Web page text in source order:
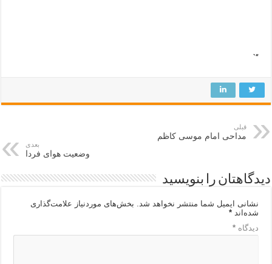
“`
قبلی
مداحی امام موسی کاظم
بعدی
وضعیت هوای فردا
دیدگاهتان را بنویسید
نشانی ایمیل شما منتشر نخواهد شد.
بخش‌های موردنیاز علامت‌گذاری
شده‌اند*
دیدگاه*